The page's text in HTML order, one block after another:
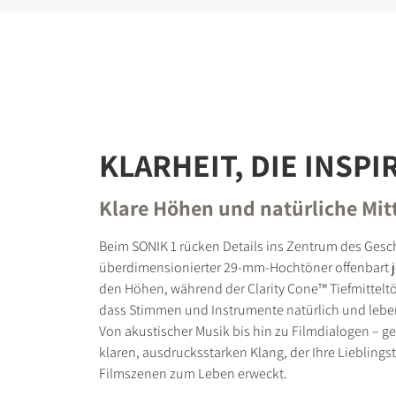
KLARHEIT, DIE
Klare Höhen und natürliche
Beim SONIK 1 rücken Details ins Zentrum des
überdimensionierter 29-mm-Hochtöner offenbart
den Höhen, während der Clarity Cone™
dass Stimmen und Instrumente natürlich und
Von akustischer Musik bis hin zu Filmdialogen –
klaren, ausdrucksstarken Klang, der Ihre
Filmszenen zum Leben erweckt.